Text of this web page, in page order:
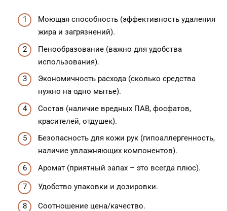
Моющая способность (эффективность удаления
жира и загрязнений).
Пенообразование (важно для удобства
использования).
Экономичность расхода (сколько средства
нужно на одно мытье).
Состав (наличие вредных ПАВ, фосфатов,
красителей, отдушек).
Безопасность для кожи рук (гипоаллергенность,
наличие увлажняющих компонентов).
Аромат (приятный запах – это всегда плюс).
Удобство упаковки и дозировки.
Соотношение цена/качество.